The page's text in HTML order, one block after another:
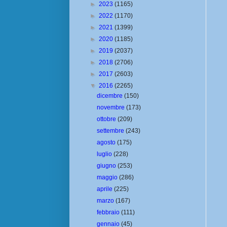
► 2023 (1165)
► 2022 (1170)
► 2021 (1399)
► 2020 (1185)
► 2019 (2037)
► 2018 (2706)
► 2017 (2603)
▼ 2016 (2265)
dicembre(150)
novembre(173)
ottobre(209)
settembre(243)
agosto(175)
luglio(228)
giugno(253)
maggio(286)
aprile(225)
marzo(167)
febbraio(111)
gennaio(45)